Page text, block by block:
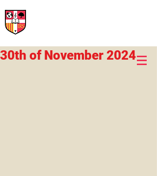
30th of November 2024